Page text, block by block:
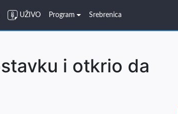
UŽIVO Program Srebrenica
i otkrio da